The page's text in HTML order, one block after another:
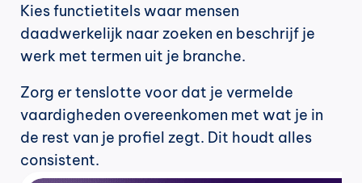
Kies functietitels waar mensen
daadwerkelijk naar zoeken en beschrijf je
werk met termen uit je branche.
Zorg er tenslotte voor dat je vermelde
vaardigheden overeenkomen met wat je in
de rest van je profiel zegt. Dit houdt alles
consistent.